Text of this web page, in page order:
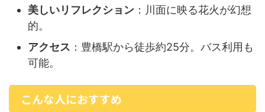
美しいリフレクション ：川面に映る花火が幻想
的。
アクセス ：豊橋駅から徒歩約25分。バス利用も
可能。
こんな人におすすめ